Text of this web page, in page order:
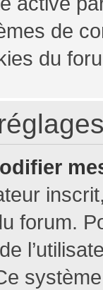
de
du
forum.